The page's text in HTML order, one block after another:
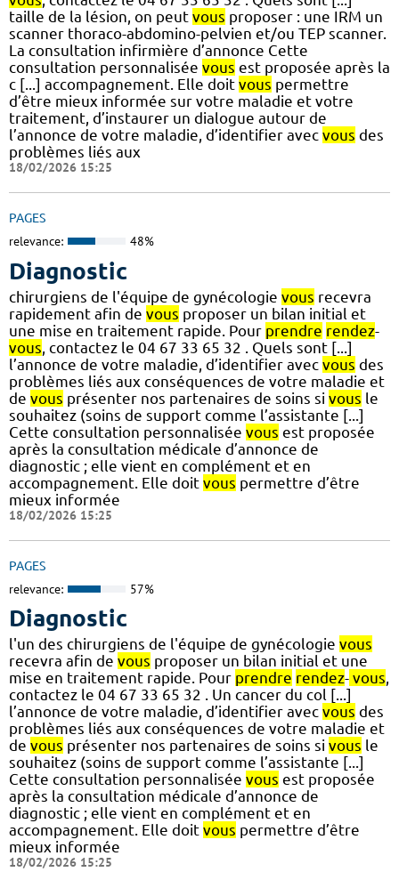
taille de la lésion, on peut vous proposer : une IRM un
scanner thoraco-abdomino-pelvien et/ou TEP scanner.
La consultation infirmière d’annonce Cette
consultation personnalisée vous est proposée après la
c [...] accompagnement. Elle doit vous permettre
d’être mieux informée sur votre maladie et votre
traitement, d’instaurer un dialogue autour de
l’annonce de votre maladie, d’identifier avec vous des
problèmes liés aux
18/02/2026 15:25
PAGES
relevance: 48%
Diagnostic
chirurgiens de l'équipe de gynécologie vous recevra
rapidement afin de vous proposer un bilan initial et
une mise en traitement rapide. Pour prendre rendez-
vous , contactez le 04 67 33 65 32 . Quels sont [...]
l’annonce de votre maladie, d’identifier avec vous des
problèmes liés aux conséquences de votre maladie et
de vous présenter nos partenaires de soins si vous le
souhaitez (soins de support comme l’assistante [...]
Cette consultation personnalisée vous est proposée
après la consultation médicale d’annonce de
diagnostic ; elle vient en complément et en
accompagnement. Elle doit vous permettre d’être
mieux informée
18/02/2026 15:25
PAGES
relevance: 57%
Diagnostic
l'un des chirurgiens de l'équipe de gynécologie vous
recevra afin de vous proposer un bilan initial et une
mise en traitement rapide. Pour prendre rendez- vous,
contactez le 04 67 33 65 32 . Un cancer du col [...]
l’annonce de votre maladie, d’identifier avec vous des
problèmes liés aux conséquences de votre maladie et
de vous présenter nos partenaires de soins si vous le
souhaitez (soins de support comme l’assistante [...]
Cette consultation personnalisée vous est proposée
après la consultation médicale d’annonce de
diagnostic ; elle vient en complément et en
accompagnement. Elle doit vous permettre d’être
mieux informée
18/02/2026 15:25